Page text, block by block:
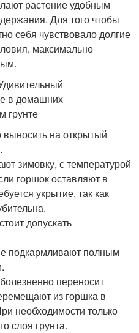
растение удобным
Для того чтобы
себя чувствовало долгие
максимально
на открытый
зимовку, с температурой
горшок оставляют в
укрытие, так как
допускать
подкармливают полным
переносит
из горшка в
необходимости только
слоя грунта.